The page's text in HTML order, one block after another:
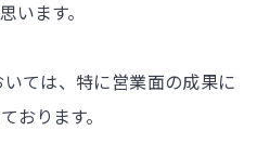
います。
ては、特に営業面の成果に
おります。